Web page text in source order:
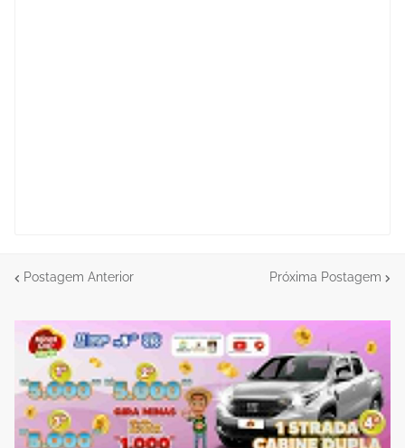
Postagem Anterior Próxima Postagem